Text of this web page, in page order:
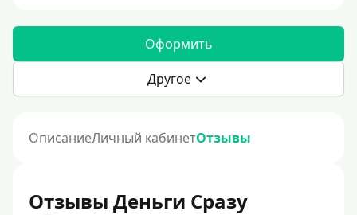
Оформить
Другое
ОписаниеЛичный кабинетОтзывы
Отзывы Деньги Сразу